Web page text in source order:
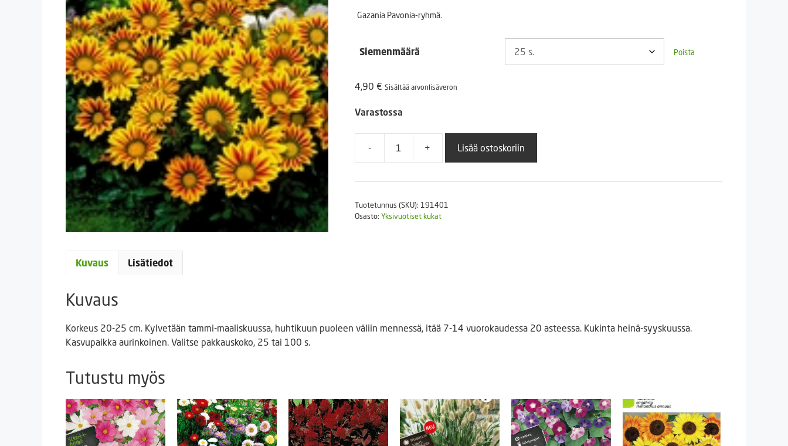
Askartelutarvikkeet
9,90 €
Gazania Pavonia-ryhmä.
Siemenmäärä Poista
4,90 € Sisältää arvonlisäveron
Varastossa
-
Timanttikukka
Day
Stripe
+ Lisää ostoskoriin
Tuotetunnus (SKU): 191401
Osasto: Yksivuotiset kukat
Kuvaus Lisätiedot
Kuvaus
Korkeus 20-25 cm. Kylvetään tammi-maaliskuussa, huhtikuun puoleen väliin mennessä, itää 7-14 vuorokaudessa 20 asteessa. Kukinta heinä-syyskuussa.
Kasvupaikka aurinkoinen. Valitse pakkauskoko, 25 tai 100 s.
Tutustu myös